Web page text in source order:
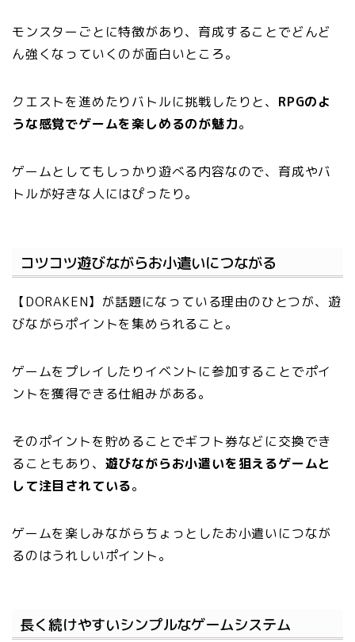
モンスターごとに特徴があり、育成することでどんど
ん強くなっていくのが面白いところ。
クエストを進めたりバトルに挑戦したりと、 RPGのよ
うな感覚でゲームを楽しめるのが魅力。
ゲームとしてもしっかり遊べる内容なので、育成やバ
トルが好きな人にはぴったり。
コツコツ遊びながらお小遣いにつながる
【DORAKEN】が話題になっている理由のひとつが、遊
びながらポイントを集められること。
ゲームをプレイしたりイベントに参加することでポイ
ントを獲得できる仕組みがある。
そのポイントを貯めることでギフト券などに交換でき
ることもあり、 遊びながらお小遣いを狙えるゲームと
して注目されている。
ゲームを楽しみながらちょっとしたお小遣いにつなが
るのはうれしいポイント。
長く続けやすいシンプルなゲームシステム